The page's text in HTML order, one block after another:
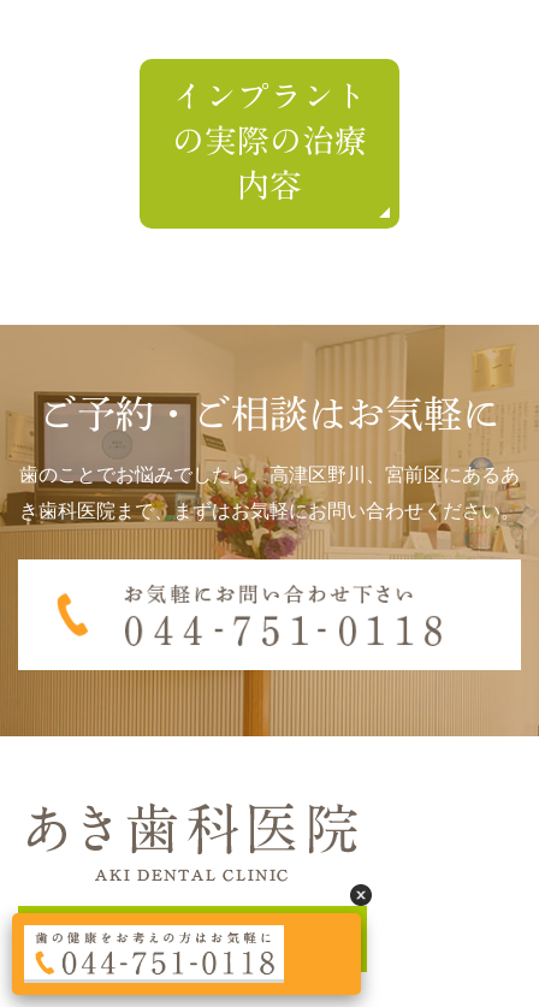
インプラント
の実際の治療
内容
ご予約・ご相談はお気軽に
歯のことでお悩みでしたら、高津区野川、宮前区にあるあ
き歯科医院まで、まずはお気軽にお問い合わせください。